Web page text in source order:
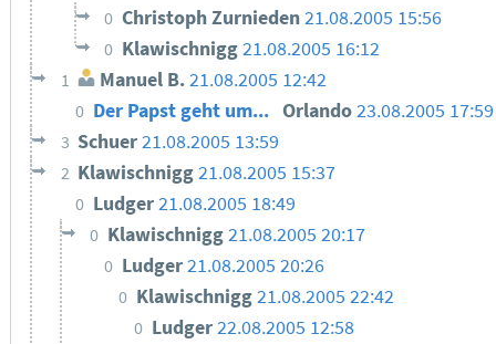
0 Christoph Zurnieden21.08.2005 15:56
0 Klawischnigg21.08.2005 16:12
1 Manuel B.21.08.2005 12:42
0 Der Papst geht um... Orlando23.08.2005 17:59
3 Schuer21.08.2005 13:59
2 Klawischnigg21.08.2005 15:37
0 Ludger21.08.2005 18:49
0 Klawischnigg21.08.2005 20:17
0 Ludger21.08.2005 20:26
0 Klawischnigg21.08.2005 22:42
0 Ludger22.08.2005 12:58